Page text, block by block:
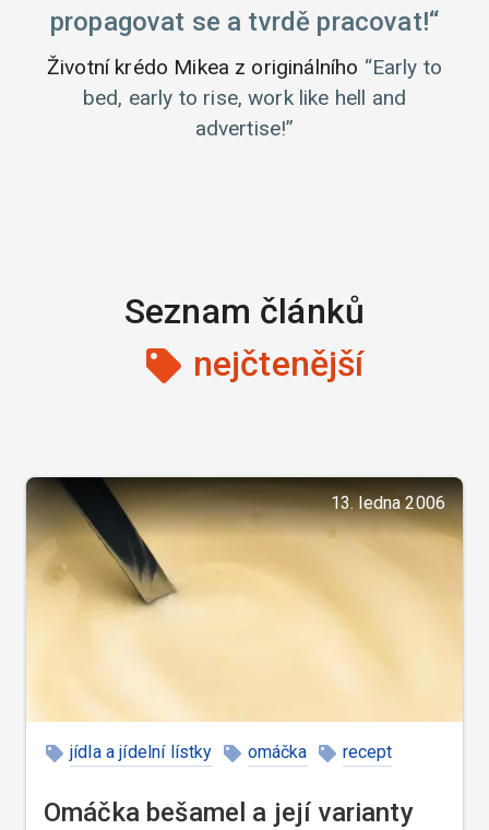
propagovat se a tvrdě pracovat!
Životní krédo Mikea z originálního Early to
bed, early to rise, work like hell and
advertise!
Seznam článků
nejčtenější
13. ledna 2006
jídla a jídelní lístky omáčka recept
Omáčka bešamel a její varianty